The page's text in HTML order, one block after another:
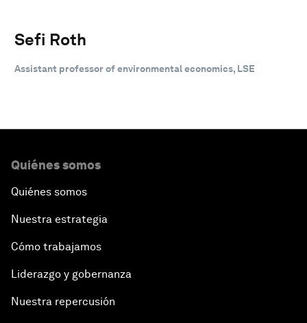
Sefi Roth
Assistant professor of environmental economics, LSE
Quiénes somos
Quiénes somos
Nuestra estrategia
Cómo trabajamos
Liderazgo y gobernanza
Nuestra repercusión